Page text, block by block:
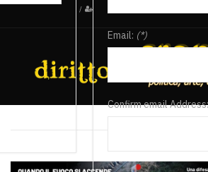
/
Email: (*)
Confirm email Address: